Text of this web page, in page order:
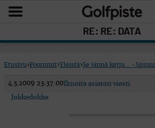
RE: RE: DATA
Etusivu›Foorumit›Yleistä›Se jännä ketju… -Spinni
4.3.2009 23:37:00Ilmoita asiaton viesti
Jokkedokke